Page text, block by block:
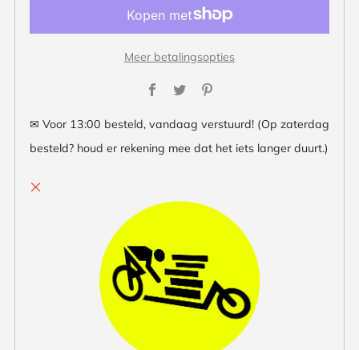
Meer betalingsopties
Facebook
Twitter
✉ Voor 13:00 besteld, vandaag verstuurd! (Op zaterdag
besteld? houd er rekening mee dat het iets langer duurt.)